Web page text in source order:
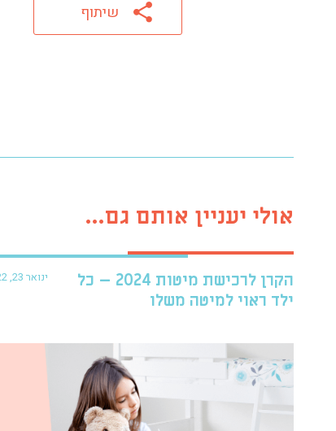
שיתוף
אולי יעניין אותם גם...
ינואר 23, 2022
הקרן לרכישת מיטות 2024 – כל
ילד ראוי למיטה משלו